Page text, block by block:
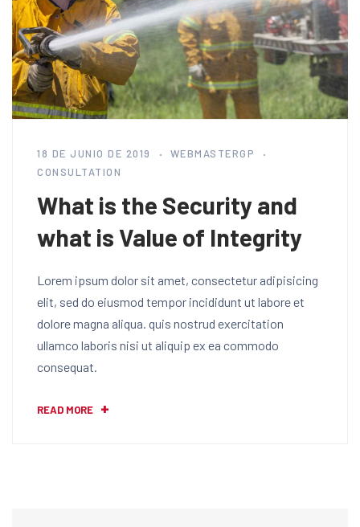
18 DE JUNIO DE 2019
WEBMASTERGP
CONSULTATION
What is the Security and
what is Value of Integrity
Lorem ipsum dolor sit amet, consectetur adipisicing
elit, sed do eiusmod tempor incididunt ut labore et
dolore magna aliqua. quis nostrud exercitation
ullamco laboris nisi ut aliquip ex ea commodo
consequat.
READ MORE